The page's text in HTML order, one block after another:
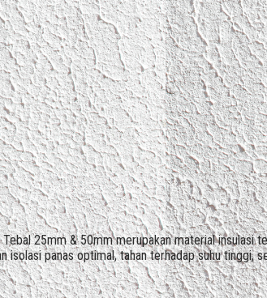
25mm & 50mm merupakan material insulasi
isolasi panas optimal, tahan terhadap suhu tinggi,